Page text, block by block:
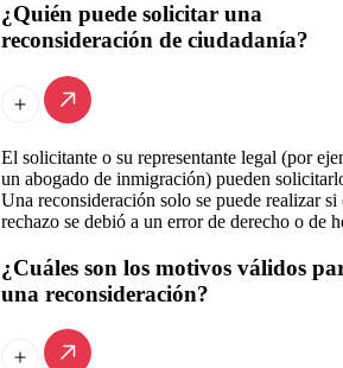
¿Quién puede solicitar una
reconsideración de ciudadanía?
El solicitante o su representante legal (por
un abogado de inmigración) pueden
Una reconsideración solo se puede realizar si
rechazo se debió a un error de derecho o de
¿Cuáles son los motivos válidos
una reconsideración?